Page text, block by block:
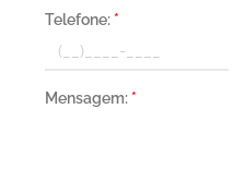
Telefone: *
Mensagem: *